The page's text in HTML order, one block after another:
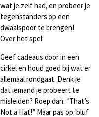
wat je zelf had, en probeer je
tegenstanders op een
dwaalspoor te brengen!
Over het spel:
Geef cadeaus door in een
cirkel en houd goed bij wat er
allemaal rondgaat. Denk je
dat iemand je probeert te
misleiden? Roep dan: “That’s
Not a Hat!” Maar pas op: bluf